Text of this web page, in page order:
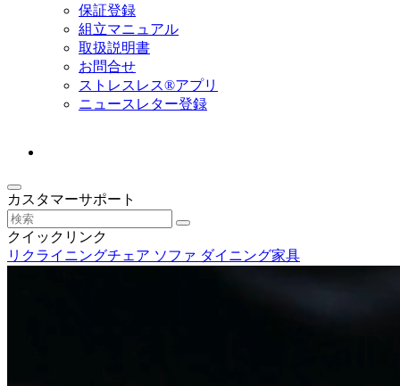
保証登録
組立マニュアル
取扱説明書
お問合せ
ストレスレス®アプリ
ニュースレター登録
カスタマーサポート
クイックリンク
リクライニングチェア ソファ ダイニング家具